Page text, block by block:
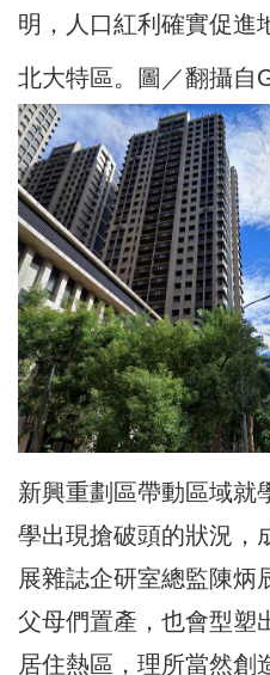
明，人口紅利確實促進
北大特區。圖／翻攝自
新興重劃區帶動區域就
學出現搶破頭的狀況，
展雜誌企研室總監陳炳
父母們置產，也會型塑
居住熱區，理所當然創